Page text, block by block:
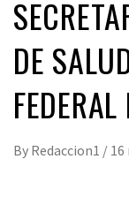
DE
By Redaccion1 / 16